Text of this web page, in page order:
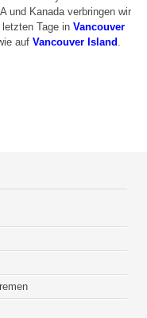
und Kanada verbringen wir
letzten Tage in Vancouver
auf Vancouver Island